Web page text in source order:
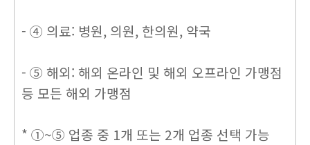
- ④ 의료: 병원, 의원, 한의원, 약국
- ⑤ 해외: 해외 온라인 및 해외 오프라인 가맹점
등 모든 해외 가맹점
* ①~⑤ 업종 중 1개 또는 2개 업종 선택 가능